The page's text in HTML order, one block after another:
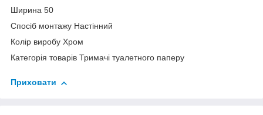
Ширина 50
Спосіб монтажу Настінний
Колір виробу Хром
Категорія товарів Тримачі туалетного паперу
Приховати